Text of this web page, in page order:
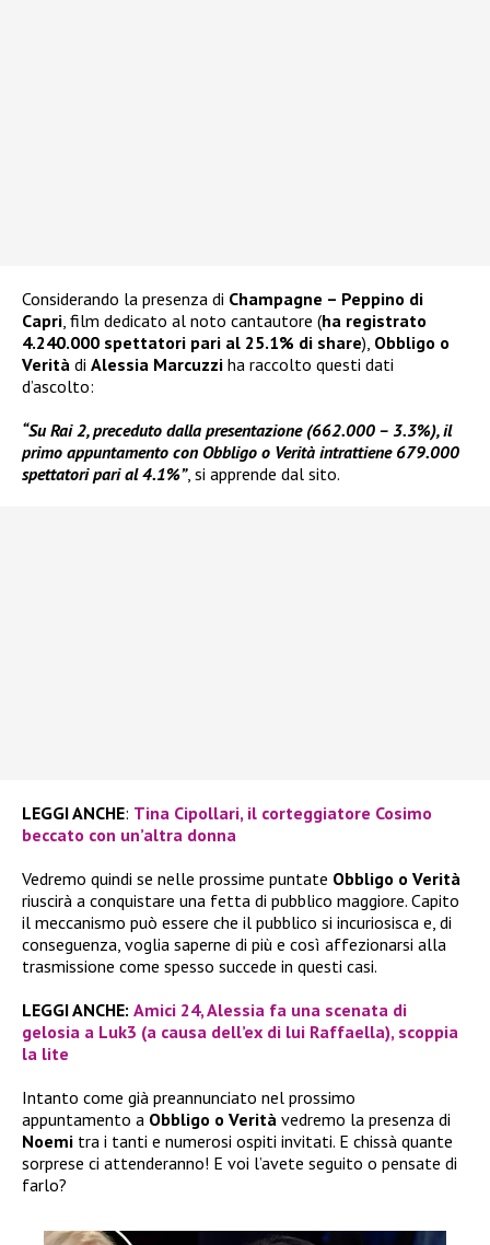
Considerando la presenza di Champagne – Peppino di
Capri, film dedicato al noto cantautore (ha registrato
4.240.000 spettatori pari al 25.1% di share), Obbligo o
Verità di Alessia Marcuzzi ha raccolto questi dati
d’ascolto:
“Su Rai 2, preceduto dalla presentazione (662.000 – 3.3%), il
primo appuntamento con Obbligo o Verità intrattiene 679.000
spettatori pari al 4.1%”, si apprende dal sito.
LEGGI ANCHE: Tina Cipollari, il corteggiatore Cosimo
beccato con un’altra donna
Vedremo quindi se nelle prossime puntate Obbligo o Verità
riuscirà a conquistare una fetta di pubblico maggiore. Capito
il meccanismo può essere che il pubblico si incuriosisca e, di
conseguenza, voglia saperne di più e così affezionarsi alla
trasmissione come spesso succede in questi casi.
LEGGI ANCHE: Amici 24, Alessia fa una scenata di
gelosia a Luk3 (a causa dell’ex di lui Raffaella), scoppia
la lite
Intanto come già preannunciato nel prossimo
appuntamento a Obbligo o Verità vedremo la presenza di
Noemi tra i tanti e numerosi ospiti invitati. E chissà quante
sorprese ci attenderanno! E voi l’avete seguito o pensate di
farlo?